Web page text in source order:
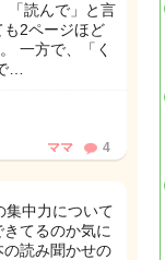
「読んで」と言
も2ページほど
一方で、「く
…
ママ 4
集中力について
てるのか気に
読み聞かせの